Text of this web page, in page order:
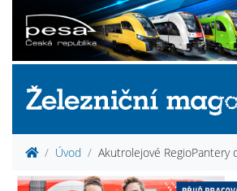
Úvod Akutrolejové RegioPantery